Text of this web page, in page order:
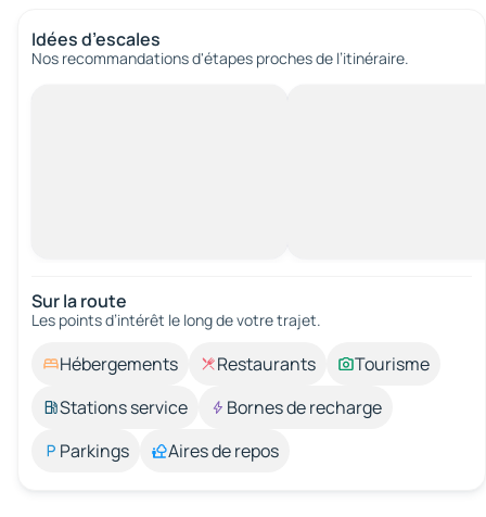
Idées d’escales
Nos recommandations d'étapes proches de l’itinéraire.
Sur la route
Les points d’intérêt le long de votre trajet.
Hébergements Restaurants
Tourisme
Stations service
Bornes de recharge
Parkings
Aires de repos